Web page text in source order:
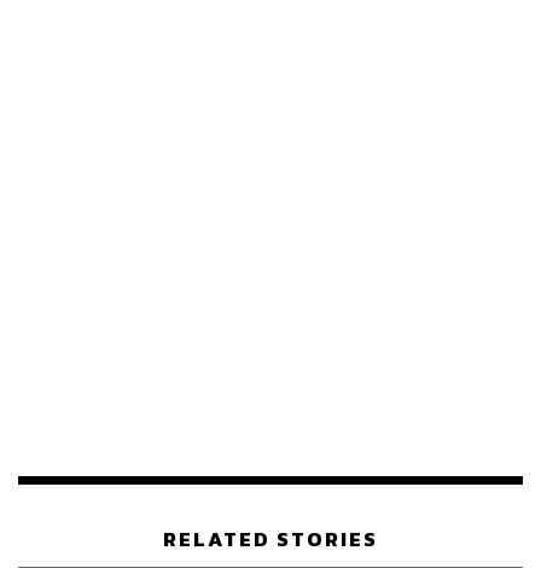
ปิดไฟตามรูปแบบการใช้งานประจำวัน
RELATED STORIES